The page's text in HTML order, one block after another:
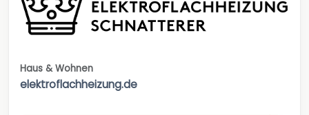
Haus & Wohnen
elektroflachheizung.de